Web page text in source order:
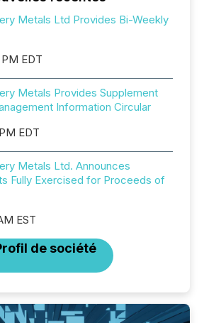
Metals Ltd Provides Bi-Weekly
EDT
Metals Provides Supplement
Information Circular
EDT
Metals Ltd. Announces
Fully Exercised for Proceeds of
EST
de société